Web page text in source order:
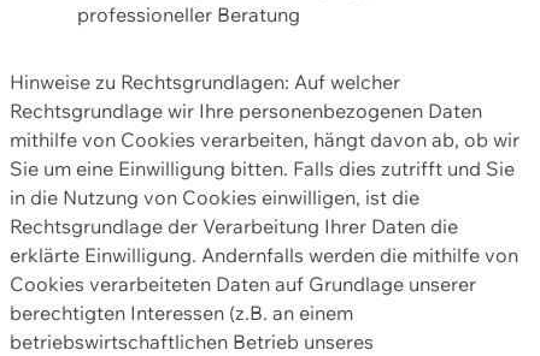
professioneller Beratung
Hinweise zu Rechtsgrundlagen: Auf welcher
Rechtsgrundlage wir Ihre personenbezogenen Daten
mithilfe von Cookies verarbeiten, hängt davon ab, ob wir
Sie um eine Einwilligung bitten. Falls dies zutrifft und Sie
in die Nutzung von Cookies einwilligen, ist die
Rechtsgrundlage der Verarbeitung Ihrer Daten die
erklärte Einwilligung. Andernfalls werden die mithilfe von
Cookies verarbeiteten Daten auf Grundlage unserer
berechtigten Interessen (z.B. an einem
betriebswirtschaftlichen Betrieb unseres